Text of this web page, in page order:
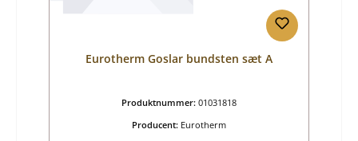
Eurotherm Goslar bundsten sæt A
Produktnummer: 01031818
Producent: Eurotherm